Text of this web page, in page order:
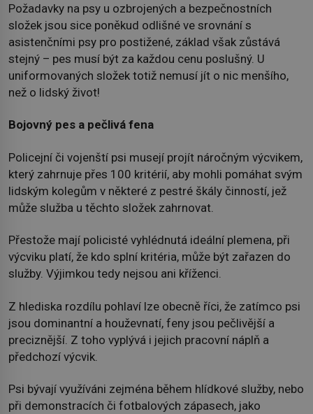
Požadavky na psy u ozbrojených a bezpečnostních
složek jsou sice poněkud odlišné ve srovnání s
asistenčními psy pro postižené, základ však zůstává
stejný – pes musí být za každou cenu poslušný. U
uniformovaných složek totiž nemusí jít o nic menšího,
než o lidský život!
Bojovný pes a pečlivá fena
Policejní či vojenští psi musejí projít náročným výcvikem,
který zahrnuje přes 100 kritérií, aby mohli pomáhat svým
lidským kolegům v některé z pestré škály činností, jež
může služba u těchto složek zahrnovat.
Přestože mají policisté vyhlédnutá ideální plemena, při
výcviku platí, že kdo splní kritéria, může být zařazen do
služby. Výjimkou tedy nejsou ani kříženci.
Z hlediska rozdílu pohlaví lze obecně říci, že zatímco psi
jsou dominantní a houževnatí, feny jsou pečlivější a
preciznější. Z toho vyplývá i jejich pracovní náplň a
předchozí výcvik.
Psi bývají využíváni zejména během hlídkové služby, nebo
při demonstracích či fotbalových zápasech, jako